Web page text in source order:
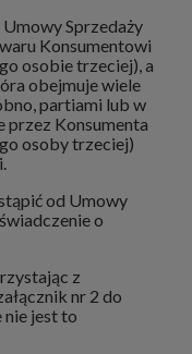
Sprzedaży
Konsumentowi
osobie trzeciej), a
obejmuje wiele
partiami lub w
przez Konsumenta
osoby trzeciej)
od Umowy
o
z
nr 2 do
nie jest to